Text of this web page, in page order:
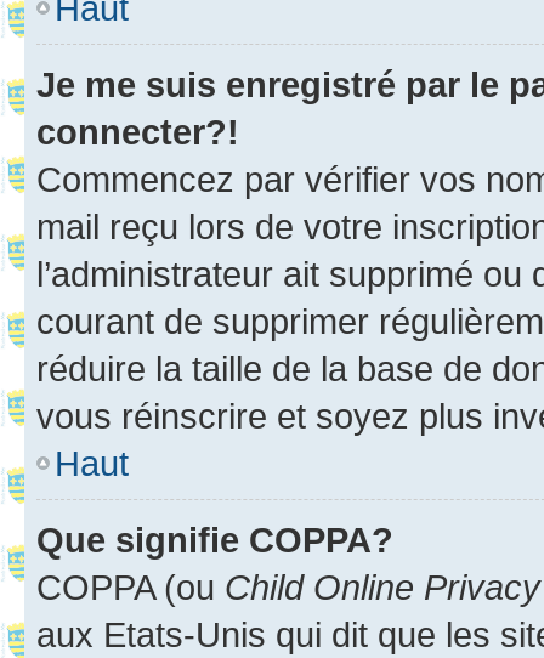
Je me suis enregistré par le
connecter?!
Commencez par vérifier vos
mail reçu lors de votre
l’administrateur ait supprimé
courant de supprimer
réduire la taille de la base de
vous réinscrire et soyez plus
Haut
Que signifie COPPA?
COPPA (ou Child Online
aux Etats-Unis qui dit que les